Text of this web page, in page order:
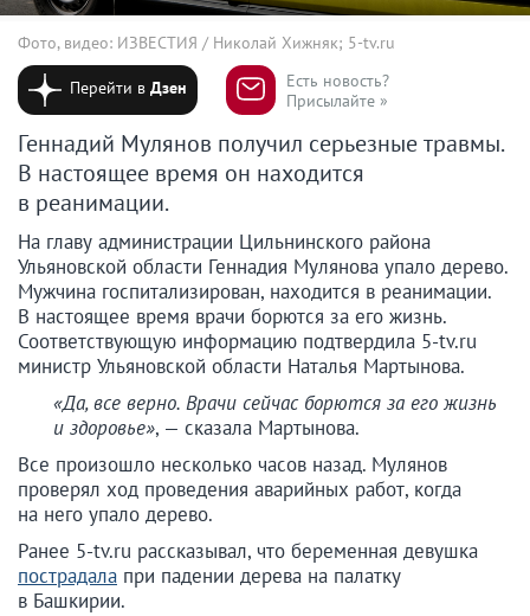
Фото, видео: ИЗВЕСТИЯ / Николай Хижняк; 5-tv.ru
Перейти вДзен
Есть новость?
Присылайте »
Геннадий Мулянов получил серьезные травмы.
В настоящее время он находится
в реанимации.
На главу администрации Цильнинского района
Ульяновской области Геннадия Мулянова упало дерево.
Мужчина госпитализирован, находится в реанимации.
В настоящее время врачи борются за его жизнь.
Соответствующую информацию подтвердила 5-tv.ru
министр Ульяновской области Наталья Мартынова.
«Да, все верно. Врачи сейчас борются за его жизнь
и здоровье», — сказала Мартынова.
Все произошло несколько часов назад. Мулянов
проверял ход проведения аварийных работ, когда
на него упало дерево.
Ранее 5-tv.ru рассказывал, что беременная девушка
пострадала при падении дерева на палатку
в Башкирии.